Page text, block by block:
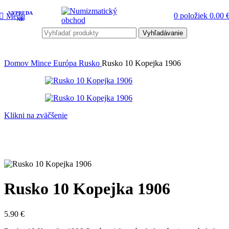
Menu 0 položiek 0.00
Vyhľadávanie
Domov Mince Európa Rusko Rusko 10 Kopejka 1906
Klikni na zväčšenie
Rusko 10 Kopejka 1906
5.90 €
VYPREDA
NÉ